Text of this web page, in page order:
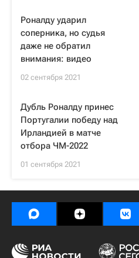
Роналду ударил
соперника, но судья
даже не обратил
внимания: видео
02 сентября 2021
Дубль Роналду принес
Португалии победу над
Ирландией в матче
отбора ЧМ-2022
01 сентября 2021